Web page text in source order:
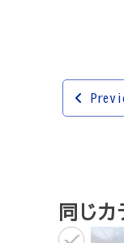
同じカ